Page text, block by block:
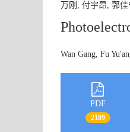
万刚, 付宇昂, 郭
Wan Gang, Fu
PDF
2189